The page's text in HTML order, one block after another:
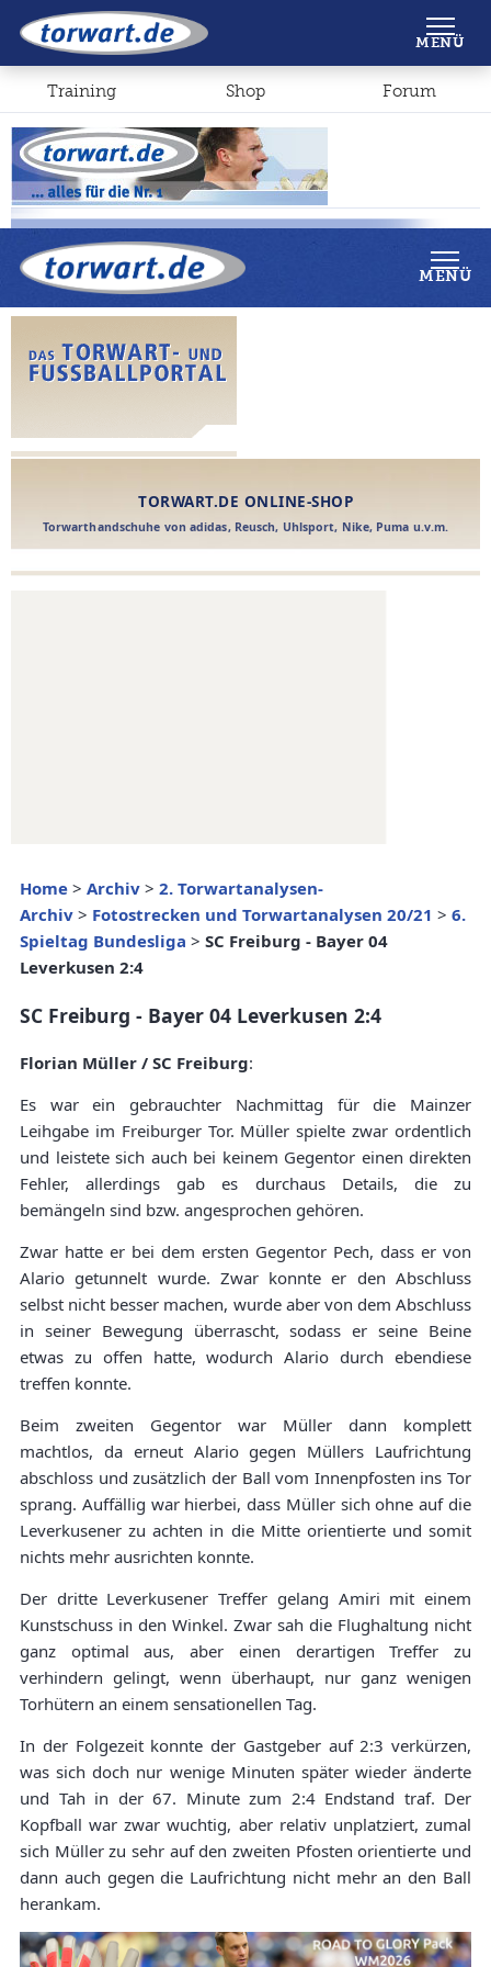
Shop Forum
MENÜ
Home > Archiv > 2. Torwartanalysen-
Archiv > Fotostrecken und Torwartanalysen 20/21 > 6.
Spieltag Bundesliga > SC Freiburg - Bayer 04
Leverkusen 2:4
SC Freiburg - Bayer 04 Leverkusen 2:4
Florian Müller / SC Freiburg:
Es war ein gebrauchter Nachmittag für die Mainzer
Leihgabe im Freiburger Tor. Müller spielte zwar ordentlich
und leistete sich auch bei keinem Gegentor einen direkten
Fehler, allerdings gab es durchaus Details, die zu
bemängeln sind bzw. angesprochen gehören.
Zwar hatte er bei dem ersten Gegentor Pech, dass er von
Alario getunnelt wurde. Zwar konnte er den Abschluss
selbst nicht besser machen, wurde aber von dem Abschluss
in seiner Bewegung überrascht, sodass er seine Beine
etwas zu offen hatte, wodurch Alario durch ebendiese
treffen konnte.
Beim zweiten Gegentor war Müller dann komplett
machtlos, da erneut Alario gegen Müllers Laufrichtung
abschloss und zusätzlich der Ball vom Innenpfosten ins Tor
sprang. Auffällig war hierbei, dass Müller sich ohne auf die
Leverkusener zu achten in die Mitte orientierte und somit
nichts mehr ausrichten konnte.
Der dritte Leverkusener Treffer gelang Amiri mit einem
Kunstschuss in den Winkel. Zwar sah die Flughaltung nicht
ganz optimal aus, aber einen derartigen Treffer zu
verhindern gelingt, wenn überhaupt, nur ganz wenigen
Torhütern an einem sensationellen Tag.
In der Folgezeit konnte der Gastgeber auf 2:3 verkürzen,
was sich doch nur wenige Minuten später wieder änderte
und Tah in der 67. Minute zum 2:4 Endstand traf. Der
Kopfball war zwar wuchtig, aber relativ unplatziert, zumal
sich Müller zu sehr auf den zweiten Pfosten orientierte und
dann auch gegen die Laufrichtung nicht mehr an den Ball
herankam.